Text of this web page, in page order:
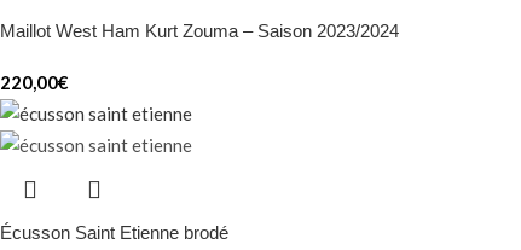
Maillot West Ham Kurt Zouma – Saison 2023/2024
220,00€
Écusson Saint Etienne brodé